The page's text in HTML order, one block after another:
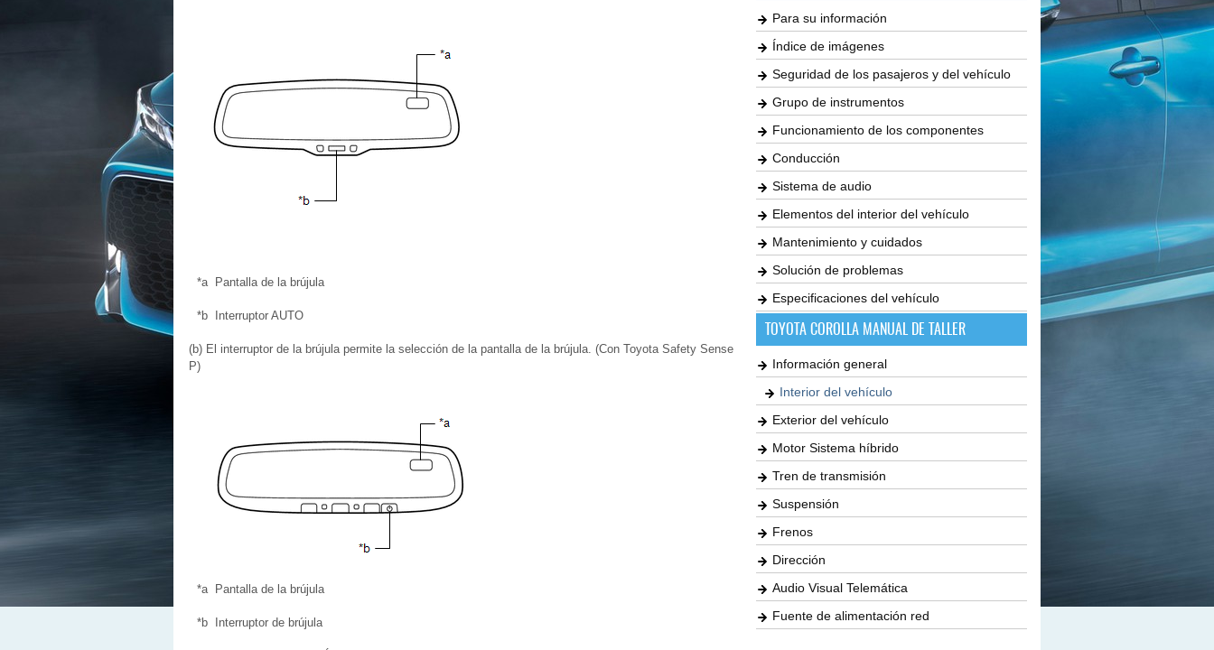
*a Pantalla de la brújula
*b Interruptor AUTO
(b) El interruptor de la brújula permite la selección de la pantalla de la brújula. (Con Toyota Safety Sense
P)
*a Pantalla de la brújula
*b Interruptor de brújula
Para su información
Índice de imágenes
Seguridad de los pasajeros y del vehículo
Grupo de instrumentos
Funcionamiento de los componentes
Conducción
Sistema de audio
Elementos del interior del vehículo
Mantenimiento y cuidados
Solución de problemas
Especificaciones del vehículo
TOYOTA COROLLA MANUAL DE TALLER
Información general
Interior del vehículo
Exterior del vehículo
Motor Sistema híbrido
Tren de transmisión
Suspensión
Frenos
Dirección
Audio Visual Telemática
Fuente de alimentación red